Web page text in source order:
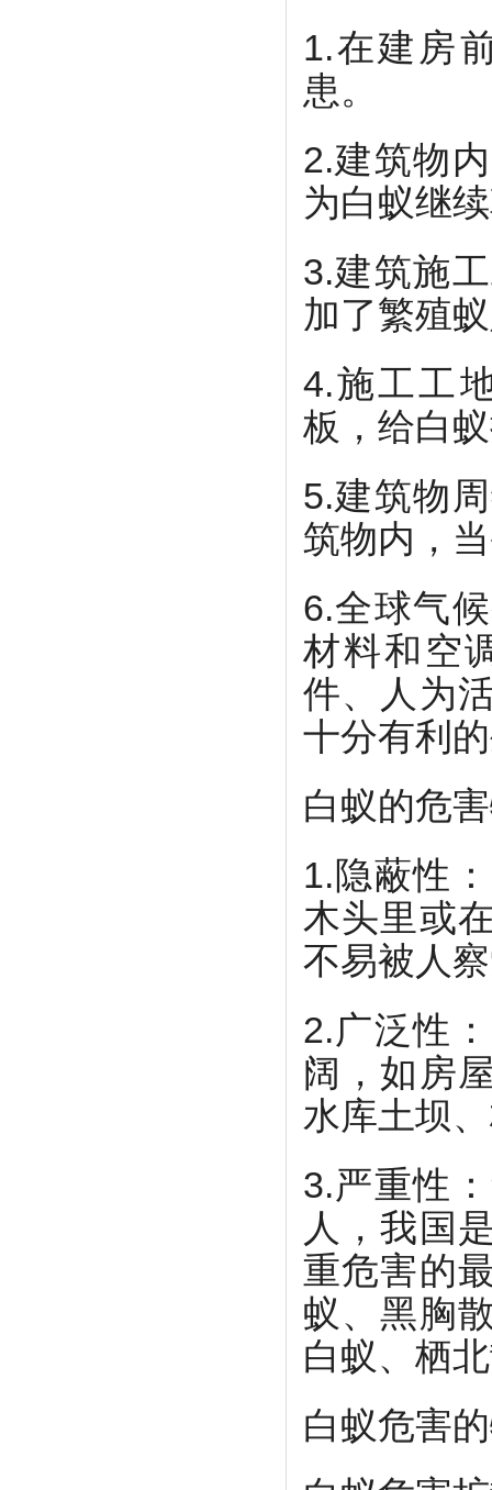
1.在建房
患。
2.建筑物
为白蚁继
3.建筑施
加了繁殖
4.施工工
板，给白
5.建筑物
筑物内，
6.全球气
材料和空
件、人为
十分有利
白蚁的危
1.隐蔽性
木头里或
不易被人
2.广泛性
阔，如房
水库土坝
3.严重性
人，我国
重危害的
蚁、黑胸
白蚁、栖
白蚁危害